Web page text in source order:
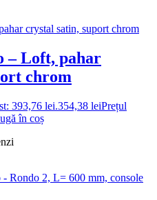
– Loft, pahar
chrom
393,76 lei.354,38 leiPrețul
în coș